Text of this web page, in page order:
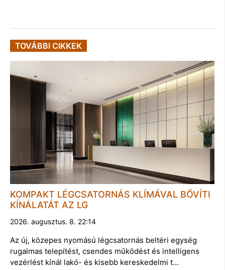
TOVÁBBI CIKKEK
KOMPAKT LÉGCSATORNÁS KLÍMÁVAL BŐVÍTI
KÍNÁLATÁT AZ LG
2026. augusztus. 8. 22:14
Az új, közepes nyomású légcsatornás beltéri egység
rugalmas telepítést, csendes működést és intelligens
vezérlést kínál lakó- és kisebb kereskedelmi t…